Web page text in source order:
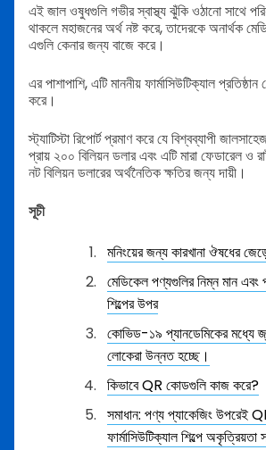
এই জাল ওষুধগুলি গভীর স্বাস্থ্য ঝুঁকি ওঠানো সাথে
থাকলে মহাজনের অর্থ নষ্ট করে, তাদেরকে অনার্থক
এগুলি কেনার জন্য বাজে করে।
এর পাশাপাশি, এটি মাননীয় ফার্মাসিউটিক্যাল
করে।
স্ট্যাটিস্টা রিপোর্ট প্রমাণ করে যে বিশ্বব্যাপী
প্রায় ২০০ বিলিয়ন ডলার এবং এটি মারা ফেডারেল ও
নট বিলিয়ন ডলারের অর্থনৈতিক ক্ষতির জন্য দায়ী।
সূচী
মনিংয়ের জন্য কারখানা ঔষধের
মেডিকেল পণ্যগুলির নিম্ন মান এবং
শিল্পের উপর
কোভিড-১৯ প্যানডেমিকের মধ্যে
লোকেরা উন্নত হচ্ছে।
কিভাবে QR কোডগুলি কাজ করে?
সমাধান: পণ্য প্যাকেজিং উপরেই
ফার্মাসিউটিক্যাল শিল্পে অকৃত্রিয়তা